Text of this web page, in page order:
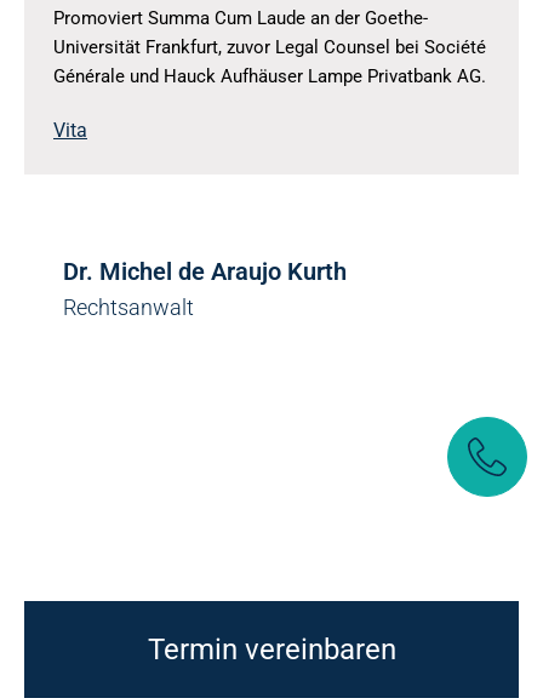
Promoviert Summa Cum Laude an der Goethe-
Universität Frankfurt, zuvor Legal Counsel bei Société
Générale und Hauck Aufhäuser Lampe Privatbank AG.
Vita
Dr. Michel de Araujo Kurth
Rechtsanwalt
Termin vereinbaren